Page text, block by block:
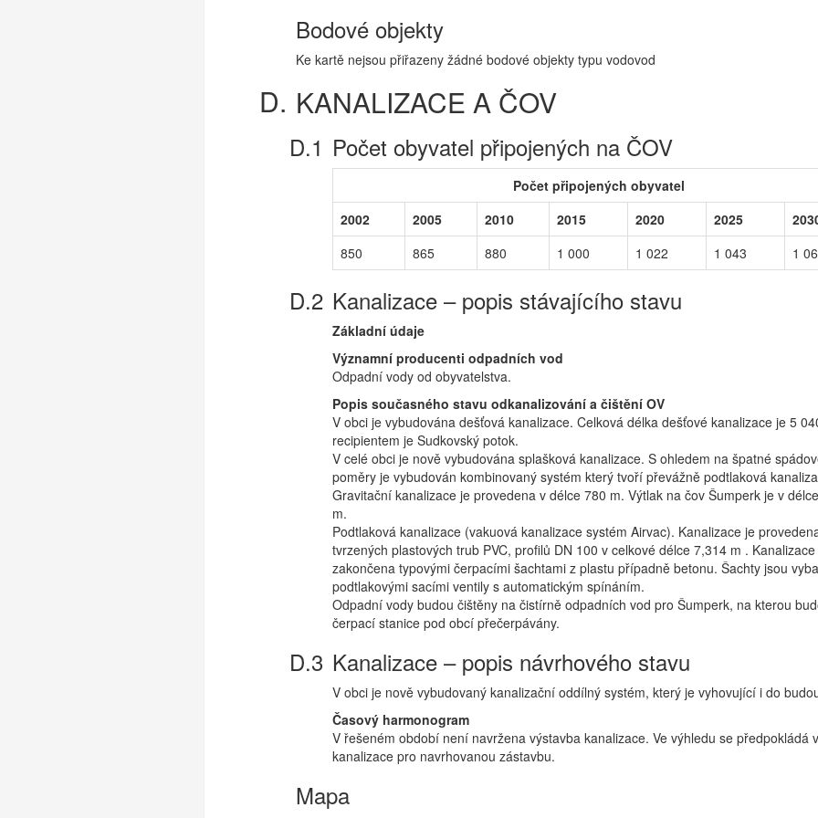
Bodové objekty
Ke kartě nejsou přiřazeny žádné bodové objekty typu vodovod
KANALIZACE A ČOV
Počet obyvatel připojených na ČOV
Počet připojených obyvatel
2002
2005 2010 2015 2020 2025
850
865 880 1 000 1 022 1 043 1
Kanalizace – popis stávajícího stavu
Základní údaje
Významní producenti odpadních vod
Odpadní vody od obyvatelstva.
Popis současného stavu odkanalizování a čištění OV
V obci je vybudována dešťová kanalizace. Celková délka dešťové kanalizace je 5
recipientem je Sudkovský potok.
V celé obci je nově vybudována splašková kanalizace. S ohledem na špatné
poměry je vybudován kombinovaný systém který tvoří převážně podtlaková
Gravitační kanalizace je provedena v délce 780 m. Výtlak na čov Šumperk je v
m.
Podtlaková kanalizace (vakuová kanalizace systém Airvac). Kanalizace je
tvrzených plastových trub PVC, profilů DN 100 v celkové délce 7,314 m .
zakončena typovými čerpacími šachtami z plastu případně betonu. Šachty jsou
podtlakovými sacími ventily s automatickým spínáním.
Odpadní vody budou čištěny na čistírně odpadních vod pro Šumperk, na kterou
čerpací stanice pod obcí přečerpávány.
Kanalizace – popis návrhového stavu
V obci je nově vybudovaný kanalizační oddílný systém, který je vyhovující i do
Časový harmonogram
V řešeném období není navržena výstavba kanalizace. Ve výhledu se předpokládá
kanalizace pro navrhovanou zástavbu.
Mapa